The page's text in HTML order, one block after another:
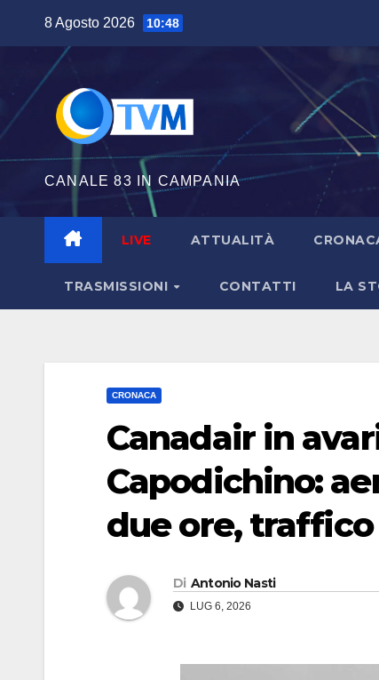
contenuto
8 Agosto 2026 10:48
CANALE 83 IN CAMPANIA
LIVE ATTUALITÀ
TRASMISSIONI CONTATTI LA
CRONACA
Canadair in
Capodichino:
due ore,
Di Antonio Nasti
LUG 6, 2026